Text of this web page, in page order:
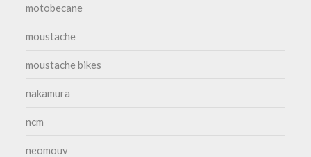
motobecane
moustache
moustache bikes
nakamura
ncm
neomouv